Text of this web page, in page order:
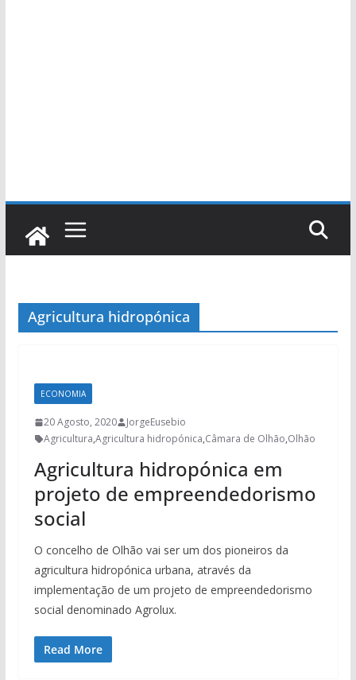
Agricultura hidropónica
ECONOMIA
20 Agosto, 2020
JorgeEusebio
Agricultura,Agricultura hidropónica,Câmara de Olhão,Olhão
Agricultura hidropónica em
projeto de empreendedorismo
social
O concelho de Olhão vai ser um dos pioneiros da
agricultura hidropónica urbana, através da
implementação de um projeto de empreendedorismo
social denominado Agrolux.
Read More